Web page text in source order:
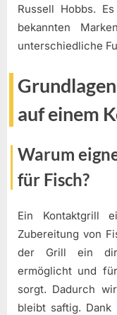
Russell Hobbs.
bekannten
unterschiedliche
auf einem
Warum
für Fisch?
Ein Kontaktgrill
Zubereitung von
der Grill ein
ermöglicht und
sorgt. Dadurch
bleibt saftig.